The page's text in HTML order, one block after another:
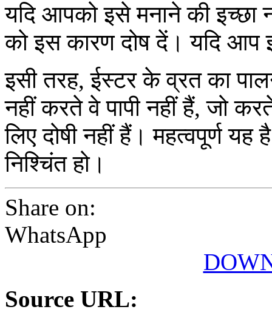
यदि आपको इसे मनाने की इच्छा
को इस कारण दोष दें। यदि आप
इसी तरह, ईस्टर के व्रत का
नहीं करते वे पापी नहीं हैं, जो
लिए दोषी नहीं हैं। महत्वपूर्ण
निश्चिंत हो।
Share on:
WhatsApp
Source URL: